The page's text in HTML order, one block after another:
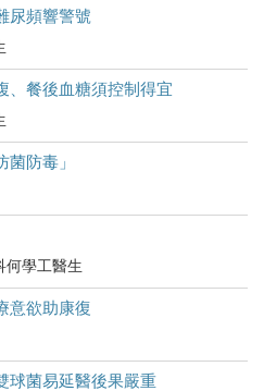
尿頻響警號
、餐後血糖須控制得宜
防毒」
何學工醫生
意欲助康復
球菌易延醫後果嚴重